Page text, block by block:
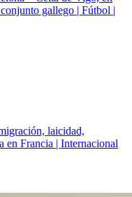
gallego | Fútbol |
laicidad,
en Francia | Internacional